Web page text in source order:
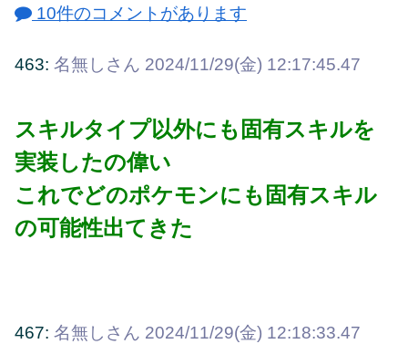
10件のコメントがあります
463: 名無しさん 2024/11/29(金) 12:17:45.47
スキルタイプ以外にも固有スキルを
実装したの偉い
これでどのポケモンにも固有スキル
の可能性出てきた
467: 名無しさん 2024/11/29(金) 12:18:33.47